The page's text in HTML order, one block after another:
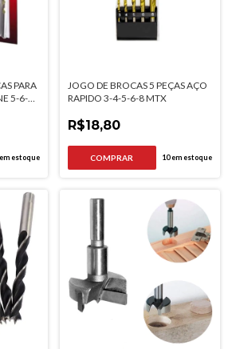
PARA
5-6-8-
estoque
JOGO DE BROCAS 5 PEÇAS AÇO
RAPIDO 3-4-5-6-8 MTX
R$18,80
10em estoque